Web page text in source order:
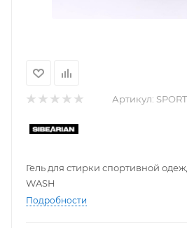
Артикул:
Гель для стирки спортивной
WASH
Подробности